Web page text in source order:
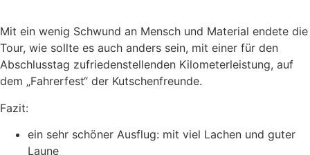
Mit ein wenig Schwund an Mensch und Material endete die
Tour, wie sollte es auch anders sein, mit einer für den
Abschlusstag zufriedenstellenden Kilometerleistung, auf
dem „Fahrerfest“ der Kutschenfreunde.
Fazit:
ein sehr schöner Ausflug: mit viel Lachen und guter
Laune